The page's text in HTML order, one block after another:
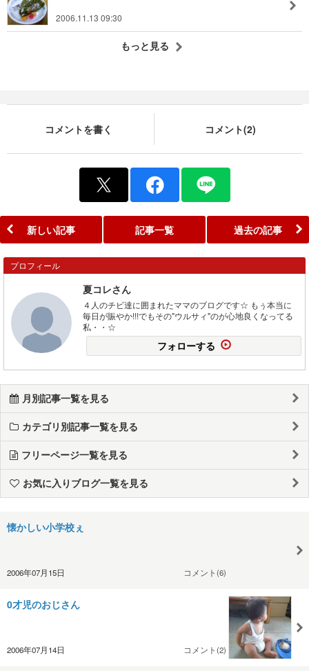
2006.11.13 09:30
もっと見る
コメントを書く コメント(2)
新しい記事 記事一覧 過去の記事
プロフィール
夏コレさん
４人のチビ達に囲まれたママのブログです☆ もぅ本当に
毎日が賑やか!!!でもその"ウルサィ"のが心地良くなってる
私・・☆
フォローする
月別記事一覧を見る
カテゴリ別記事一覧を見る
フリーページ一覧を見る
お気に入りブログ一覧を見る
懐かしい小学校ぇ
2006年07月15日 コメント(6)
0才児のおじさん
2006年07月14日 コメント(2)